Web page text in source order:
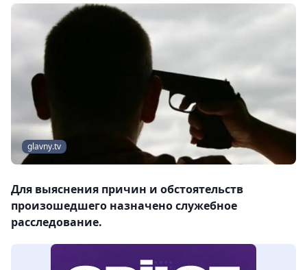
glavny.tv
Для выяснения причин и обстоятельств
произошедшего назначено служебное
расследование.